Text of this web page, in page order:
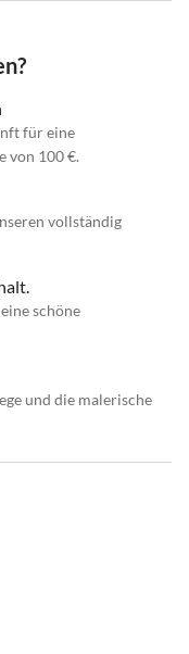
für eine
von 100 €.
vollständig
schöne
und die malerische